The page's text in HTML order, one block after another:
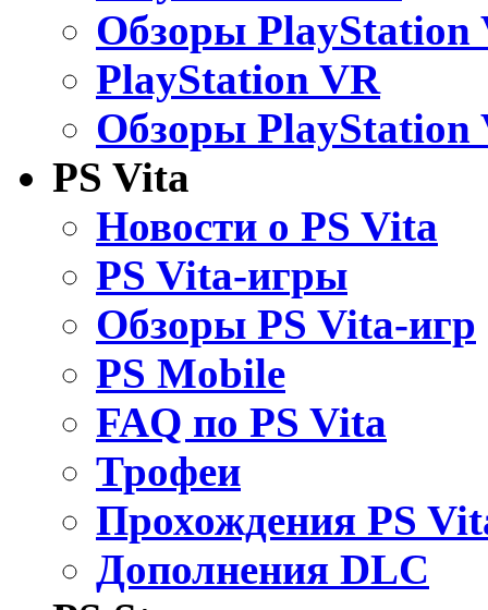
Обзоры PlayStation
PlayStation VR
Обзоры PlayStation
PS Vita
Новости о PS Vita
PS Vita-игры
Обзоры PS Vita-игр
PS Mobile
FAQ по PS Vita
Трофеи
Прохождения PS
Дополнения DLC